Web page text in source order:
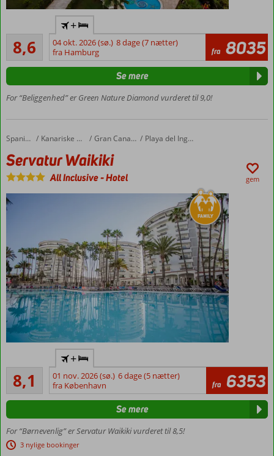
Vandrutsjebaner
God
i Marmaris
8,6
Alletiders
150
anmeldelser
+
04 okt. 2026 (sø.) 8 dage (7 nætter)
fra Hamburg
fra 8035
For “Beliggenhed” er Green Nature Diamond vurderet til 9,0!
Se mere
Forside Spanien Kanariske Øer Gran Canaria Playa del Ingles
Servatur Waikiki
Servatur Waikiki
All Inclusive-Hotel gem
med
faciliteter
for hele
Yumbo
Centret
8,1
Meget godt
121
anmeldelser
+
01 nov. 2026 (sø.) 6 dage (5 nætter)
fra København
fra 6353
For “Børnevenlig” er Servatur Waikiki vurderet til 8,5!
3 nylige bookinger
Se mere